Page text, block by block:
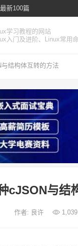
最新100篇
学习教程的网站
入门及进阶、Linux常用
结构体互转的方法
cJSON与结
作者: 良许 1,039